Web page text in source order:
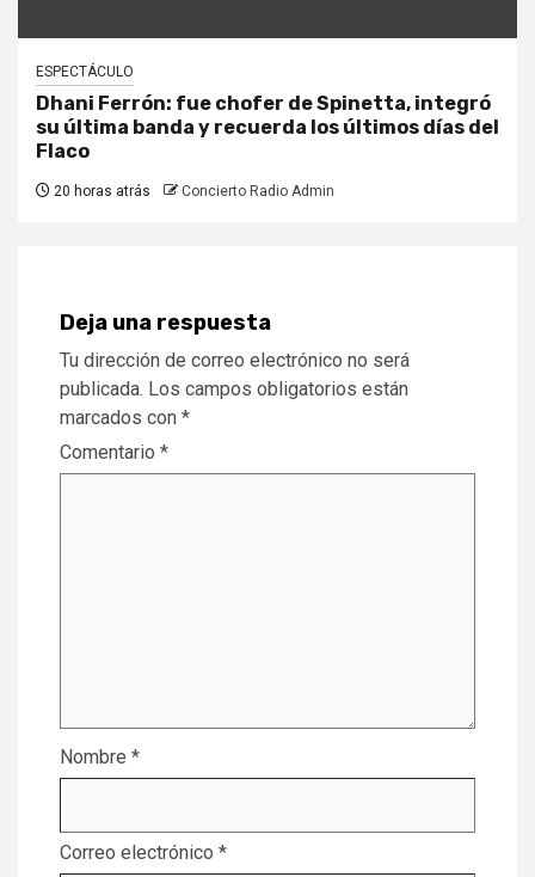
ESPECTÁCULO
Dhani Ferrón: fue chofer de Spinetta, integró
su última banda y recuerda los últimos días del
Flaco
20 horas atrás Concierto Radio Admin
Deja una respuesta
Tu dirección de correo electrónico no será
publicada. Los campos obligatorios están
marcados con *
Comentario *
Nombre *
Correo electrónico *